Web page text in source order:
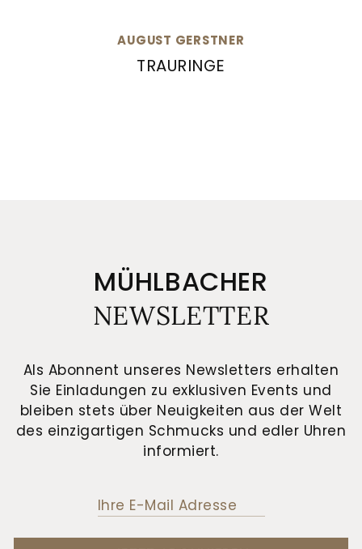
AUGUST GERSTNER
TRAURINGE
MÜHLBACHER
NEWSLETTER
Als Abonnent unseres Newsletters erhalten
Sie Einladungen zu exklusiven Events und
bleiben stets über Neuigkeiten aus der Welt
des einzigartigen Schmucks und edler Uhren
informiert.